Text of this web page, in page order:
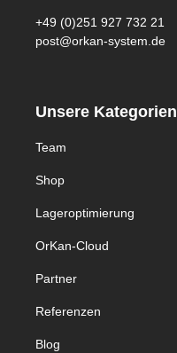
+49 (0)251 927 732 21
post@orkan-system.de
Unsere Kategorien
Team
Shop
Lageroptimierung
OrKan-Cloud
Partner
Referenzen
Blog